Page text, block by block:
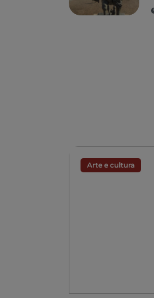
Arte e cultura